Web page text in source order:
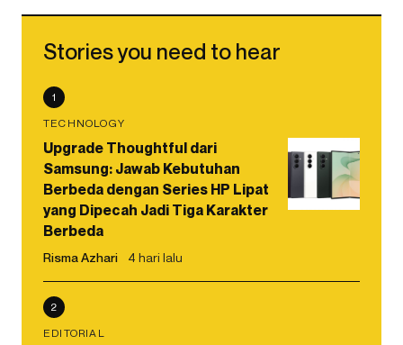
Stories you need to hear
1
TECHNOLOGY
Upgrade Thoughtful dari
Samsung: Jawab Kebutuhan
Berbeda dengan Series HP Lipat
yang Dipecah Jadi Tiga Karakter
Berbeda
Risma Azhari 4 hari lalu
2
EDITORIAL